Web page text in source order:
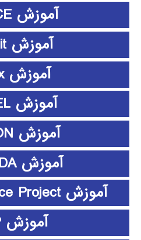
آموزش HSPICE
آموزش L-Edit
آموزش Latex
آموزش LISREL
آموزش LUMION
آموزش MAXQDA
آموزش Microsoft Office Project
آموزش PHP